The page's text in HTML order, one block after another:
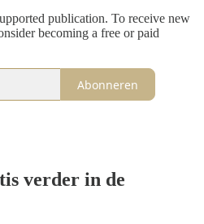
publication. To receive new
becoming a free or paid
Abonneren
verder in de